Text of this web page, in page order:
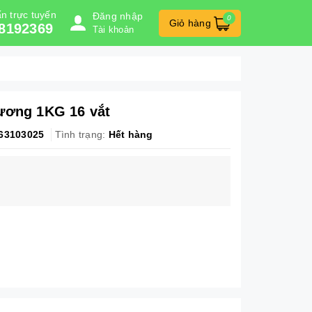
trực tuyến Đăng nhập
Tài khoản
Giỏ hàng 0
1KG 16 vắt
Tình trạng: Hết hàng